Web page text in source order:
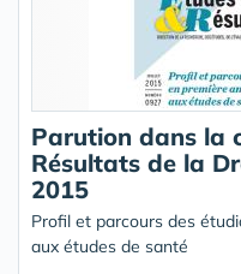
Parution dans la
Résultats de la
2015
Profil et parcours des
aux études de santé